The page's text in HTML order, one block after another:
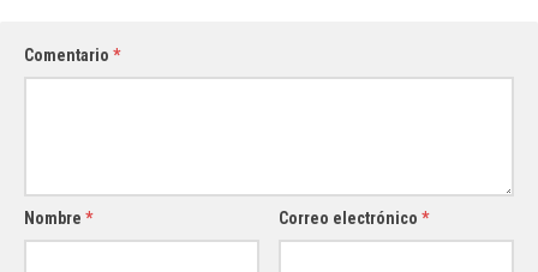
Comentario *
Nombre * Correo electrónico*